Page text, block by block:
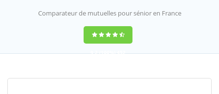
Comparateur de mutuelles pour sénior en France
9,2(100%)452